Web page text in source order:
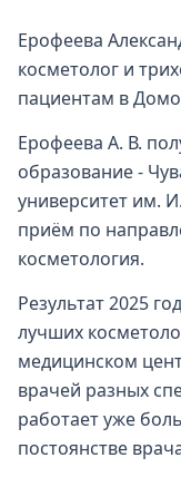
Ерофеева
косметолог и
пациентам в
Ерофеева А. В.
образование -
университет им.
приём по
косметология.
Результат 2025
лучших
медицинском
врачей разных
работает уже
постоянстве